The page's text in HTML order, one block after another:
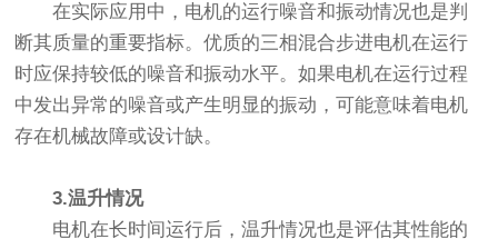
在实际应用中，电机的运行噪音和振动情况也是判
断其质量的重要指标。优质的三相混合步进电机在运行
时应保持较低的噪音和振动水平。如果电机在运行过程
中发出异常的噪音或产生明显的振动，可能意味着电机
存在机械故障或设计缺。
3.温升情况
电机在长时间运行后，温升情况也是评估其性能的